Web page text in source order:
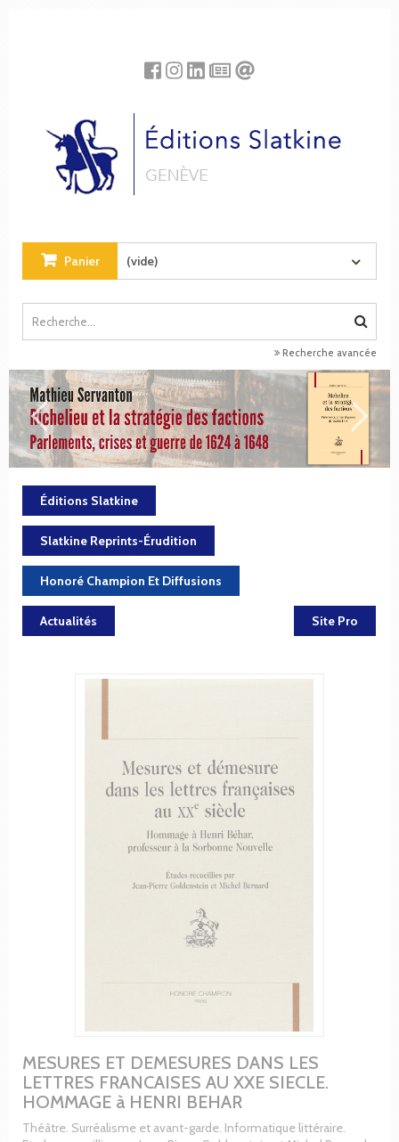
Panier (vide)
Recherche avancée
Éditions Slatkine
Slatkine Reprints-Érudition
Honoré Champion Et Diffusions
Actualités Site Pro
MESURES ET DEMESURES DANS LES
LETTRES FRANCAISES AU XXE SIECLE.
HOMMAGE à HENRI BEHAR
Théâtre. Surréalisme et avant-garde. Informatique littéraire.